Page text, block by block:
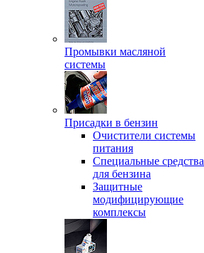
Промывки масляной
системы
Присадки в бензин
Очистители системы
питания
Специальные срeдства
для бензина
Защитные
модифицирующие
комплексы